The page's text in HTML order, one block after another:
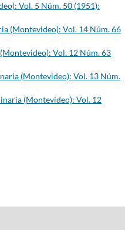
Vol. 5 Núm. 50 (1951):
(Montevideo): Vol. 14 Núm. 66
Vol. 12 Núm. 63
(Montevideo): Vol. 13 Núm.
(Montevideo): Vol. 12